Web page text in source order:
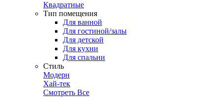
Квадратные
Тип помещения
Для ванной
Для гостиной/залы
Для детской
Для кухни
Для спальни
Стиль
Модерн
Хай-тек
Смотреть Все